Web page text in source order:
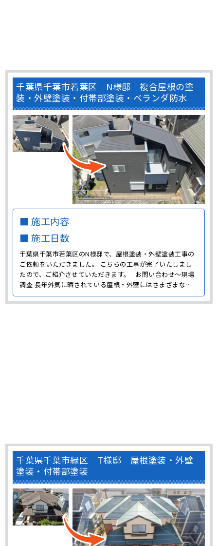
千葉県千葉市若葉区 N様邸 複合屋根の塗
装・外壁塗装・付帯部塗装・ベランダ防水
■ 施工内容
■ 施工日数
千葉県千葉市若葉区のN様邸で、屋根塗装・外壁塗装工事の
ご依頼をいただきました。 こちらの工事が完了いたしまし
たので、ご紹介させていただきます。 お問い合わせ～現場
調査 長年外気に晒されている屋根・外壁にはさまざまな汚
れが付着しており、塗膜の剥がれやひび割れなどの劣化も発
生している場合があります。 劣化の程度は住宅によってさま
ざまなので、どのような症状がどれくらいの程度で発生･･･
千葉県千葉市緑区 T様邸 屋根塗装・外壁
塗装・付帯部塗装